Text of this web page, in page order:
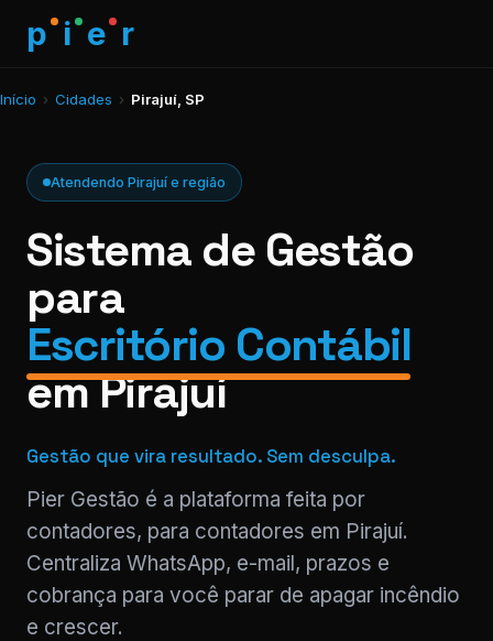
p i e r
Início › Cidades › Pirajuí, SP
Atendendo Pirajuí e região
Sistema de Gestão
para
Escritório Contábil
em Pirajuí
Gestão que vira resultado. Sem desculpa.
Pier Gestão é a plataforma feita por
contadores, para contadores em Pirajuí.
Centraliza WhatsApp, e-mail, prazos e
cobrança para você parar de apagar incêndio
e crescer.